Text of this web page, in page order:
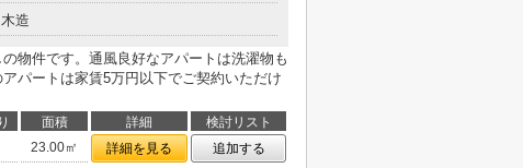
木造
物件です。通風良好なアパートは洗濯物も
パートは家賃5万円以下でご契約いただけ
面積 詳細
検討リスト
23.00㎡ 詳細を見る 追加する